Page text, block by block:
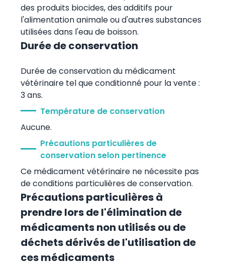
des produits biocides, des additifs pour
l'alimentation animale ou d'autres substances
utilisées dans l'eau de boisson.
Durée de conservation
Durée de conservation du médicament
vétérinaire tel que conditionné pour la vente :
3 ans.
Température de conservation
Aucune.
Précautions particulières de
conservation selon pertinence
Ce médicament vétérinaire ne nécessite pas
de conditions particulières de conservation.
Précautions particulières à
prendre lors de l'élimination de
médicaments non utilisés ou de
déchets dérivés de l'utilisation de
ces médicaments